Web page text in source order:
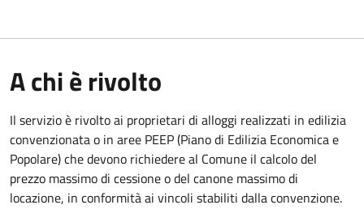
A chi è rivolto
Il servizio è rivolto ai proprietari di alloggi realizzati in edilizia
convenzionata o in aree PEEP (Piano di Edilizia Economica e
Popolare) che devono richiedere al Comune il calcolo del
prezzo massimo di cessione o del canone massimo di
locazione, in conformità ai vincoli stabiliti dalla convenzione.